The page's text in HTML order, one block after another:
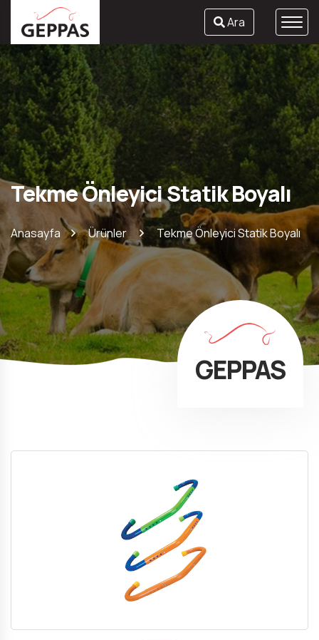
Ara
GEPPAS
Tekme Önleyici Statik Boyalı
Anasayfa Ürünler Tekme Önleyici Statik Boyalı